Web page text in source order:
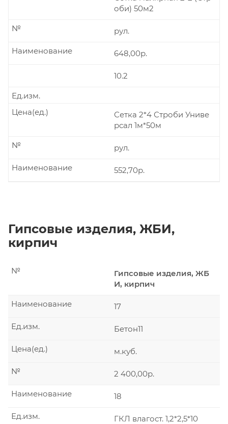
оби) 50м2
рул.
№
648,00р.
Наименование
10.2
Ед.изм.
Сетка 2*4 Строби Униве
рсал 1м*50м
Цена(ед.)
рул.
№
552,70р.
Наименование
Гипсовые изделия, ЖБИ,
кирпич
Гипсовые изделия, ЖБ
И, кирпич
№
17
Наименование
Бетон11
Ед.изм.
м.куб.
Цена(ед.)
2 400,00р.
№
18
Наименование
ГКЛ влагост. 1,2*2,5*10
Ед.изм.